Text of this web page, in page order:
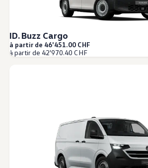
ID. Buzz Cargo
à partir de 46'451.00 CHF
à partir de 42'970.40 CHF